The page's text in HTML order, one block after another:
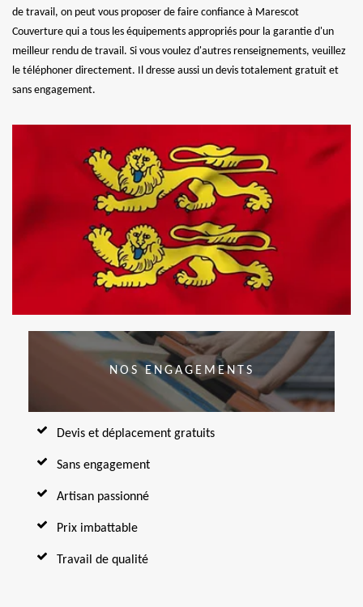
de travail, on peut vous proposer de faire confiance à Marescot
Couverture qui a tous les équipements appropriés pour la garantie d'un
meilleur rendu de travail. Si vous voulez d'autres renseignements, veuillez
le téléphoner directement. Il dresse aussi un devis totalement gratuit et
sans engagement.
NOS ENGAGEMENTS
Devis et déplacement gratuits
Sans engagement
Artisan passionné
Prix imbattable
Travail de qualité